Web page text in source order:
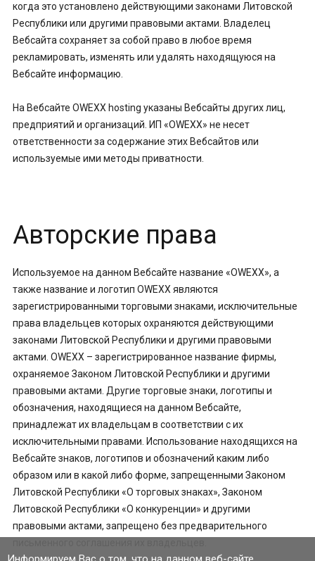
когда это установлено действующими законами Литовской
Республики или другими правовыми актами. Владелец
Вебсайта сохраняет за собой право в любое время
рекламировать, изменять или удалять находящуюся на
Вебсайте информацию.
На Вебсайте OWEXX hosting указаны Вебсайты других лиц,
предприятий и организаций. ИП «OWEXX» не несет
ответственности за содержание этих Вебсайтов или
используемые ими методы приватности.
Авторские права
Используемое на данном Вебсайте название «OWEXX», а
также название и логотип OWEXX являются
зарегистрированными торговыми знаками, исключительные
права владельцев которых охраняются действующими
законами Литовской Республики и другими правовыми
актами. OWEXX – зарегистрированное название фирмы,
охраняемое Законом Литовской Республики и другими
правовыми актами. Другие торговые знаки, логотипы и
обозначения, находящиеся на данном Вебсайте,
принадлежат их владельцам в соответствии с их
исключительными правами. Использование находящихся на
Вебсайте знаков, логотипов и обозначений каким либо
образом или в какой либо форме, запрещенными Законом
Литовской Республики «О торговых знаках», Законом
Литовской Республики «О конкуренции» и другими
правовыми актами, запрещено без предварительного